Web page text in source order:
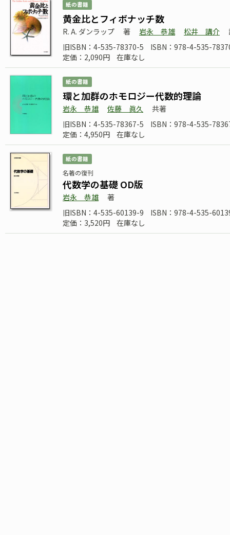
紙の書籍
黄金比とフィボナッチ数
R. A. ダンラップ 著 岩永 恭雄 松井 講介
旧ISBN：4-535-78370-5
ISBN：978-4-535-
定価：2,090円
在庫なし
紙の書籍
環と加群のホモロジー代数的理論
岩永 恭雄 佐藤 眞久
共著
旧ISBN：4-535-78367-5
ISBN：978-4-535-
定価：4,950円
在庫なし
紙の書籍
名著の復刊
代数学の基礎 OD版
岩永 恭雄
著
旧ISBN：4-535-60139-9
ISBN：978-4-535-
定価：3,520円
在庫なし